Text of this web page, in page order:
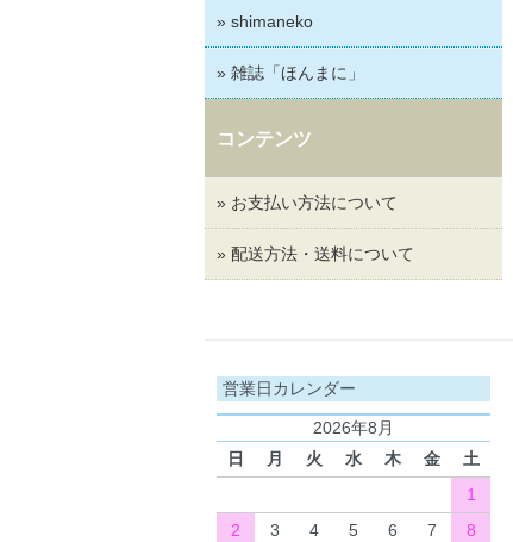
» shimaneko
» 雑誌「ほんまに」
コンテンツ
» お支払い方法について
» 配送方法・送料について
営業日カレンダー
2026年8月
日
月 火 水 木 金
土
1
2
3 4 5 6 7
8